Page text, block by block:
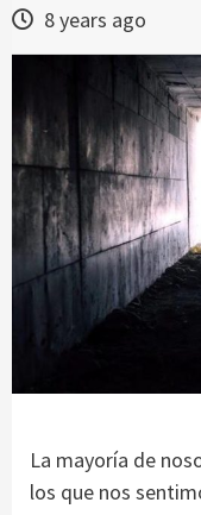
8 years ago
La mayoría de
los que nos